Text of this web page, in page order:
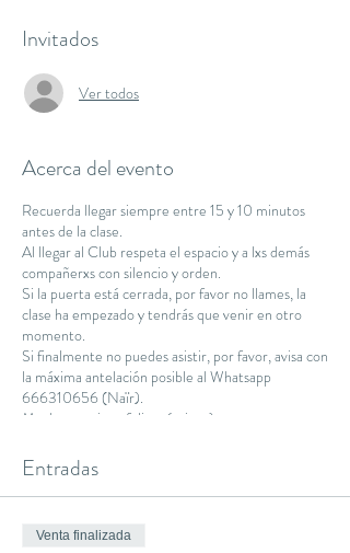
Invitados
Ver todos
Acerca del evento
Recuerda llegar siempre entre 15 y 10 minutos
antes de la clase.
Al llegar al Club respeta el espacio y a lxs demás
compañerxs con silencio y orden.
Si la puerta está cerrada, por favor no llames, la
clase ha empezado y tendrás que venir en otro
momento.
Si finalmente no puedes asistir, por favor, avisa con
la máxima antelación posible al Whatsapp
666310656 (Naïr).
Muchas gracias y feliz práctica :)
Entradas
Venta finalizada